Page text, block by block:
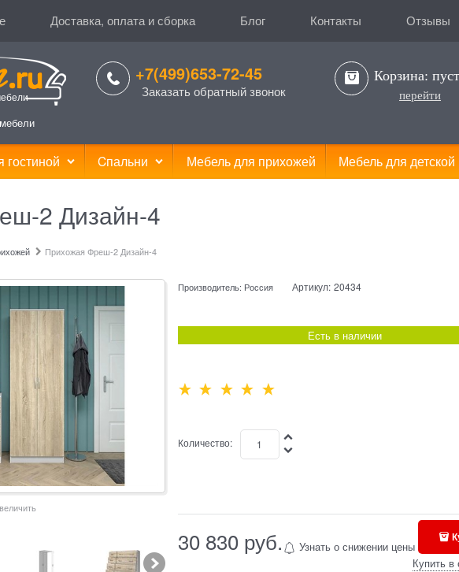
Доставка, оплата и сборка Блог Контакты Отзывы
+7(499)653-72-45
Заказать обратный звонок
Корзина:
перейти
гостиной Cпальни Мебель для прихожей Мебель для детской
2 Дизайн-4
Прихожая Фреш-2 Дизайн-4
Производитель: Россия Артикул: 20434
Есть в наличии
Количество:
30 830 руб. Узнать о снижении цены
Купить в